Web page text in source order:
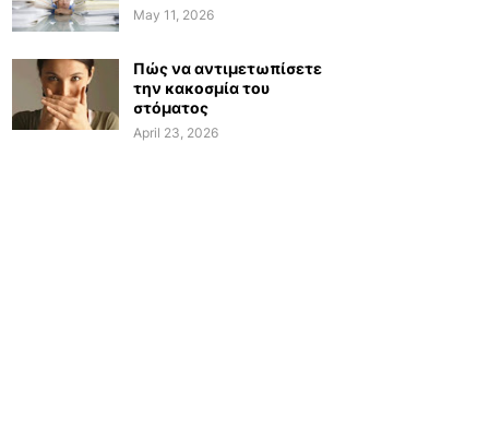
May 11, 2026
Πώς να αντιμετωπίσετε
την κακοσμία του
στόματος
April 23, 2026